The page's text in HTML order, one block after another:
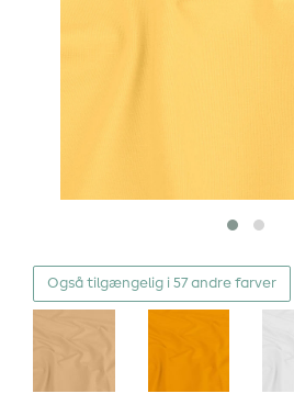
Også tilgængelig i 57 andre farver